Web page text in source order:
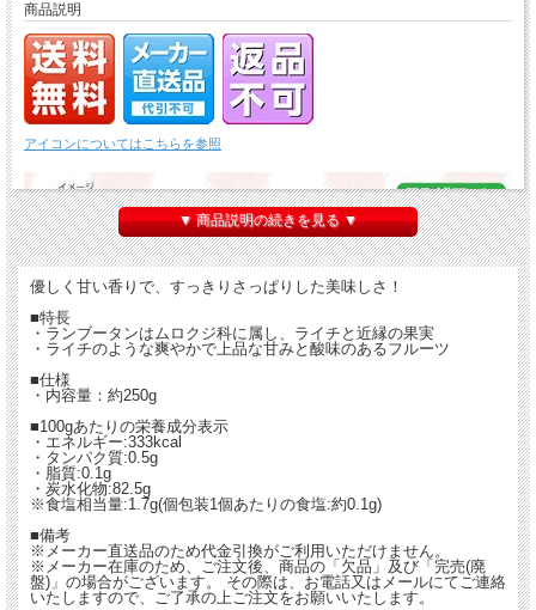
商品説明
アイコンについてはこちらを参照
▼ 商品説明の続きを見る ▼
優しく甘い香りで、すっきりさっぱりした美味しさ！
■特長
・ランブータンはムロクジ科に属し、ライチと近縁の果実
・ライチのような爽やかで上品な甘みと酸味のあるフルーツ
■仕様
・内容量：約250g
■100gあたりの栄養成分表示
・エネルギー:333kcal
・タンパク質:0.5g
・脂質:0.1g
・炭水化物:82.5g
※食塩相当量:1.7g(個包装1個あたりの食塩:約0.1g)
■備考
※メーカー直送品のため代金引換がご利用いただけません。
※メーカー在庫のため、ご注文後、商品の「欠品」及び「完売(廃
盤)」の場合がございます。 その際は、お電話又はメールにてご連絡
いたしますので、ご了承の上ご注文をお願いいたします。